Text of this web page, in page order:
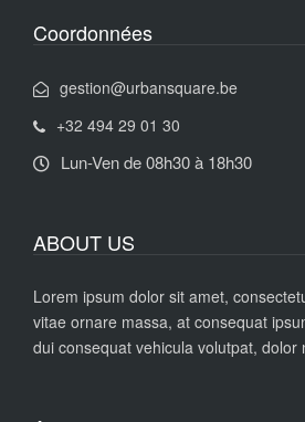
Coordonnées
gestion@urbansquare.be
+32 494 29 01 30
Lun-Ven de 08h30 à 18h30
ABOUT US
Lorem ipsum dolor sit amet,
vitae ornare massa, at consequat
dui consequat vehicula volutpat, dolor